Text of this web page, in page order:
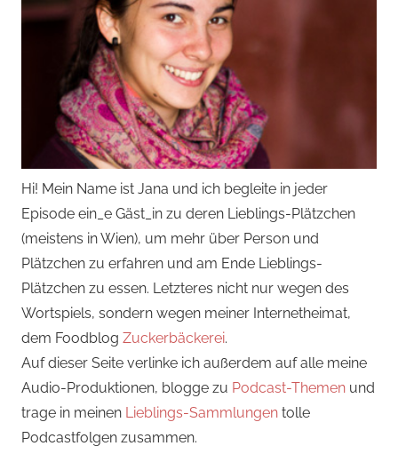
Hi! Mein Name ist Jana und ich begleite in jeder
Episode ein_e Gäst_in zu deren Lieblings-Plätzchen
(meistens in Wien), um mehr über Person und
Plätzchen zu erfahren und am Ende Lieblings-
Plätzchen zu essen. Letzteres nicht nur wegen des
Wortspiels, sondern wegen meiner Internetheimat,
dem Foodblog Zuckerbäckerei.
Auf dieser Seite verlinke ich außerdem auf alle meine
Audio-Produktionen, blogge zu Podcast-Themen und
trage in meinen Lieblings-Sammlungen tolle
Podcastfolgen zusammen.